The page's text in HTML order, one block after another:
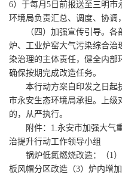
6）于每月5日前报送至三明
环境局负责汇总、调度、协调
（四）加强宣传引导。各
炉、工业炉窑大气污染综合治
染治理的主体责任，健全内部
确保按期完成改造任务。
本行动方案自印发之日起
市永安生态环境局承担。上级
的，从严执行。
附件：1.永安市加强大气重
治提升行动工作领导小组
锅炉低氮燃烧改造：（1）
板风帽分区改造（3）炉内增